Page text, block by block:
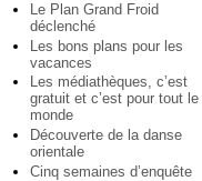
Le Plan Grand Froid
déclenché
Les bons plans pour les
vacances
Les médiathèques, c’est
gratuit et c’est pour tout le
monde
Découverte de la danse
orientale
Cinq semaines d’enquête